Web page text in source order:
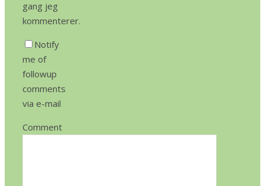
gang jeg
kommenterer.
Notify
me of
followup
comments
via e-mail
Comment